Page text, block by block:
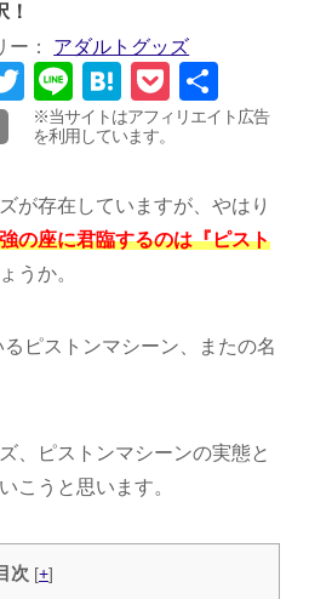
！
ー： アダルトグッズ
Twitter
LineHatenaPocket
有
※当サイトはアフィリエイト広告
を利用しています。
が存在していますが、やはり
の座に君臨するのは『ピスト
うか。
ピストンマシーン、またの名
、ピストンマシーンの実態と
こうと思います。
次 [+]